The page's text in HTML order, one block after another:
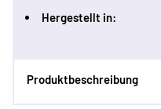
Hergestellt in:
Produktbeschreibung